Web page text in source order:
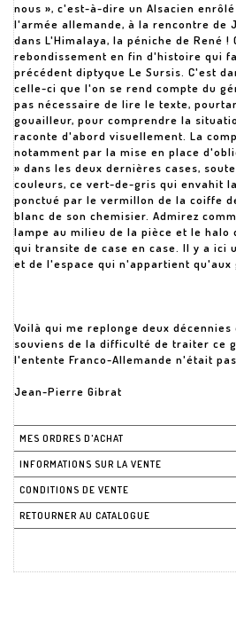
nous », c'est-à-dire un Alsacien
l'armée allemande, à la rencontre de
dans L'Himalaya, la péniche de René !
rebondissement en fin d'histoire qui
précédent diptyque Le Sursis. C'est
celle-ci que l'on se rend compte du
pas nécessaire de lire le texte,
gouailleur, pour comprendre la
raconte d'abord visuellement. La
notamment par la mise en place
» dans les deux dernières cases,
couleurs, ce vert-de-gris qui envahit
ponctué par le vermillon de la coiffe
blanc de son chemisier. Admirez
lampe au milieu de la pièce et le halo
qui transite de case en case. Il y a ici
et de l'espace qui n'appartient qu'aux
Voilà qui me replonge deux
souviens de la difficulté de traiter ce
l'entente Franco-Allemande n'était
Jean-Pierre Gibrat
MES ORDRES D'ACHAT
INFORMATIONS SUR LA VENTE
CONDITIONS DE VENTE
RETOURNER AU CATALOGUE